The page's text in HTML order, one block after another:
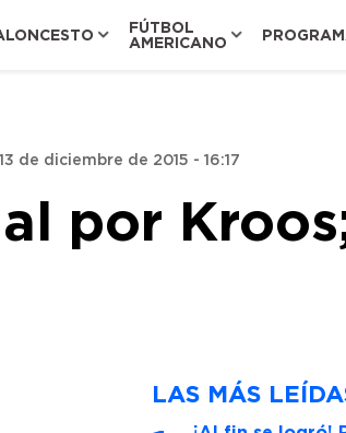
FÚTBOL
AMERICANO
13 de diciembre de 2015 - 16:17
por
LAS MÁS